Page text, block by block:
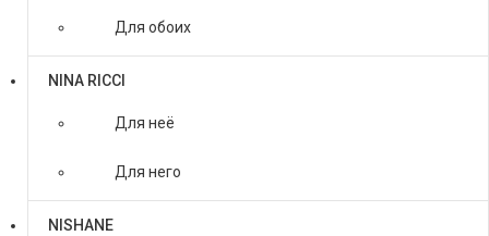
Для обоих
NINA RICCI
Для неё
Для него
NISHANE